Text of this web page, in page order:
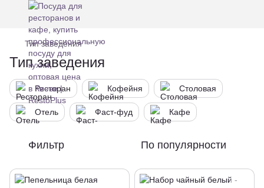
Тип заведения
Тип заведения
Ресторан Кофейня Столовая
Отель Фаст-фуд Кафе
Фильтр По популярности